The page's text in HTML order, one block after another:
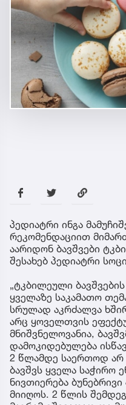
პედიატრი ინგა
რეკომენდაციით
აარიდონ ბავშვები
შესახებ პედიატრი
„ტკბილეული
ყველაზე საკამათო
სრულად აკრძალვა
არც ყოველთვის
მნიშვნელოვანია,
დამოკიდებულება
2 წლამდე საერთოდ არ
ბავშვს ყველა საჭირო
ნივთიერება
მიიღოს. 2 წლის